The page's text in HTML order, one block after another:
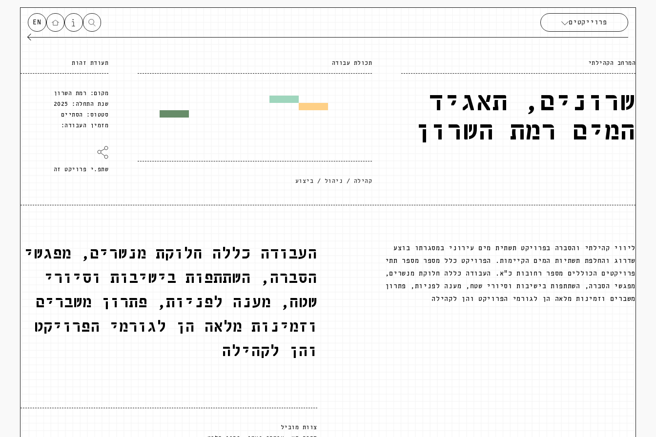
פרוייקטים EN
המרחב הקהילתי
שרונים, תאגיד
המים רמת השרון
תכולת עבודה
קהילה ניהול ביצוע
תעודת זהות
מקום:
רמת השרון
שנת התחלה:
סטטוס:
הסתיים
מזמין העבודה:
שתפ.י פרויקט זה
העבודה כללה חלוקת מנשרים, מפגשי
הסברה, השתתפות בישיבות וסיורי
שטח, מענה לפניות, פתרון משברים
וזמינות מלאה הן לגורמי הפרויקט
והן לקהילה
ליווי קהילתי והסברה בפרויקט תשתית מים עירוני במסגרתו בוצע
שדרוג והחלפת תשתיות המים הקיימות. הפרויקט כלל מספר מספר תתי
פרויקטים הכוללים מספר רחובות כ"א. העבודה כללה חלוקת מנשרים,
מפגשי הסברה, השתתפות בישיבות וסיורי שטח, מענה לפניות, פתרון
משברים וזמינות מלאה הן לגורמי הפרויקט והן לקהילה
צוות מוביל